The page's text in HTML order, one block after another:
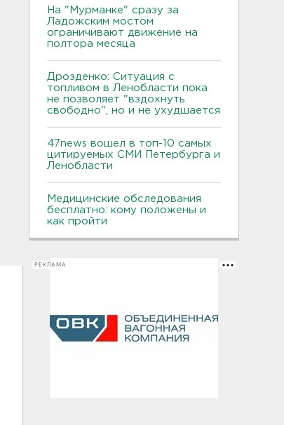
На "Мурманке" сразу за
Ладожским мостом
ограничивают движение на
полтора месяца
Дрозденко: Ситуация с
топливом в Ленобласти пока
не позволяет "вздохнуть
свободно", но и не ухудшается
47news вошел в топ-10 самых
цитируемых СМИ Петербурга и
Ленобласти
Медицинские обследования
бесплатно: кому положены и
как пройти
РЕКЛАМА